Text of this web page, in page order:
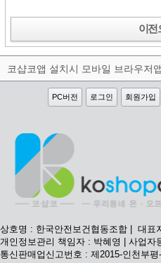
이전
PC버전 로그인 회원가입
상호명 : 한국안전보건협동조합 | 대표
개인정보관리 책임자 : 박혜영 | 사업자
통신판매업신고번호 : 제2015-인천부평